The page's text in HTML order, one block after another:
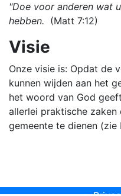
"Doe voor anderen wat
hebben. (Matt 7:12)
Visie
Onze visie is: Opdat de
kunnen wijden aan het
het woord van God
allerlei praktische
gemeente te dienen (zie